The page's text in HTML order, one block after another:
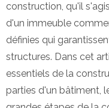
construction, qu'il
d'un immeuble
définies qui
structures. Dans cet
essentiels de la
parties d'un bâtiment,